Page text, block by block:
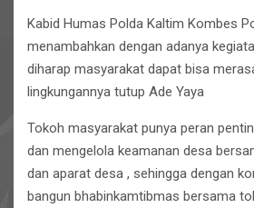
Kabid Humas Polda Kaltim Kombes
menambahkan dengan adanya
diharap masyarakat dapat bisa
lingkungannya tutup Ade Yaya
Tokoh masyarakat punya peran
dan mengelola keamanan desa
dan aparat desa , sehingga dengan
bangun bhabinkamtibmas bersama